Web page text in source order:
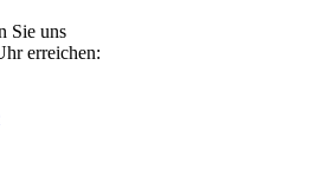
Sie uns
erreichen: